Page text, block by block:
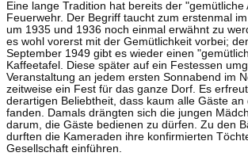
Eine lange Tradition hat bereits der "gemütliche
Feuerwehr. Der Begriff taucht zum erstenmal
um 1935 und 1936 noch einmal erwähnt zu
es wohl vorerst mit der Gemütlichkeit vorbei;
September 1949 gibt es wieder einen
Kaffeetafel. Diese später auf ein Festessen
Veranstaltung an jedem ersten Sonnabend im
zeitweise ein Fest für das ganze Dorf. Es
derartigen Beliebtheit, dass kaum alle Gäste an
fanden. Damals drängten sich die jungen
darum, die Gäste bedienen zu dürfen. Zu den
durften die Kameraden ihre konfirmierten
Gesellschaft einführen.